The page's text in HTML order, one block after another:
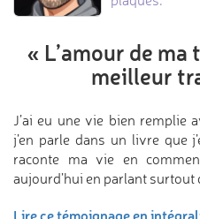
« L’amour de ma
meilleur
J’ai eu une vie bien remplie
j’en parle dans un livre que
raconte ma vie en
aujourd’hui en parlant surtout
Lire ce témoignage en